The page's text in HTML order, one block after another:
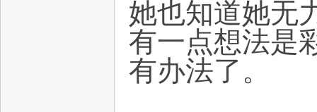
她也知道她无
有一点想法是
有办法了。